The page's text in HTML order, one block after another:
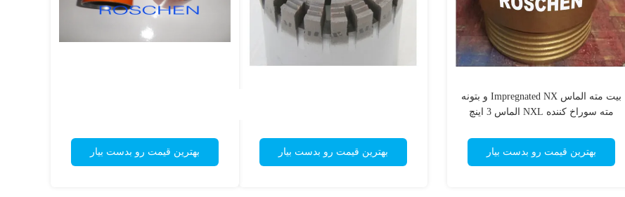
بیت مته الماس Impregnated NX و بتونه
مته سوراخ کننده NXL الماس 3 اینچ
بهترین قیمت رو بدست بیار بهترین قیمت رو بدست بیار بهترین قیمت رو بدست بیار